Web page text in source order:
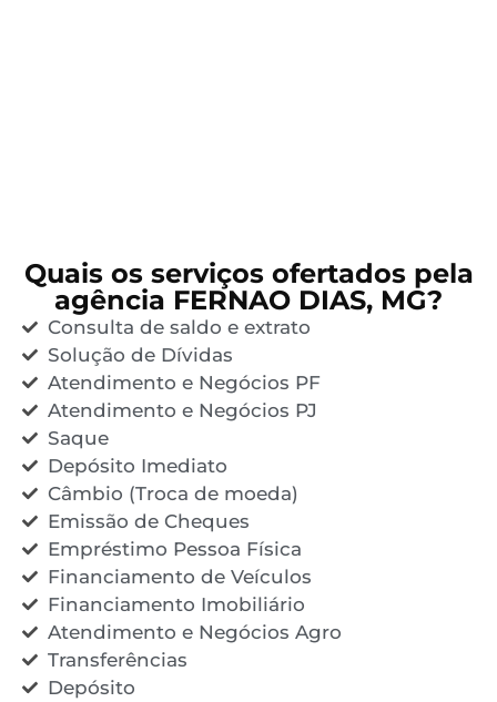
Quais os serviços ofertados pela
agência FERNAO DIAS, MG?
Consulta de saldo e extrato
Solução de Dívidas
Atendimento e Negócios PF
Atendimento e Negócios PJ
Saque
Depósito Imediato
Câmbio (Troca de moeda)
Emissão de Cheques
Empréstimo Pessoa Física
Financiamento de Veículos
Financiamento Imobiliário
Atendimento e Negócios Agro
Transferências
Depósito